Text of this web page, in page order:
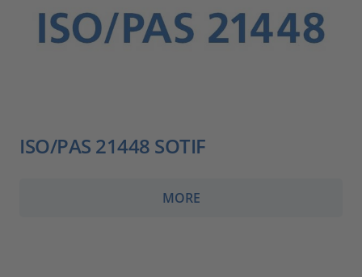
ISO/PAS 21448 SOTIF
MORE